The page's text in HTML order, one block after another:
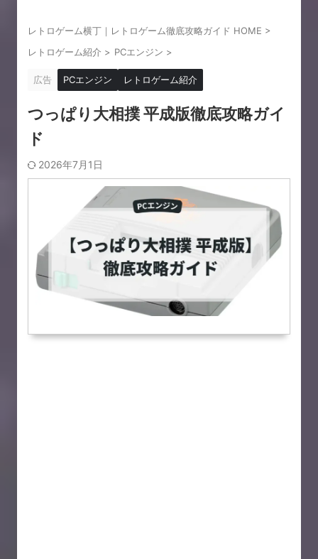
レトロゲーム横丁｜レトロゲーム徹底攻略ガイド HOME >
レトロゲーム紹介 > PCエンジン >
広告 PCエンジン レトロゲーム紹介
つっぱり大相撲 平成版徹底攻略ガイ
ド
2026年7月1日